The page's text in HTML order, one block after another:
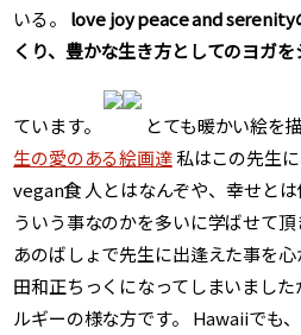
いる。 love joy peace and serenity
くり、豊かな生き方としてのヨガ
ています。 とても暖かい絵を
生の愛のある絵画達私はこの先生に
vegan食 人とはなんぞや、幸せと
ういう事なのかを多いに学ばせて
あのばしょで先生に出逢えた事を
田和正ちっくになってしまいまし
ルギーの様な方です。 Hawaiiでも